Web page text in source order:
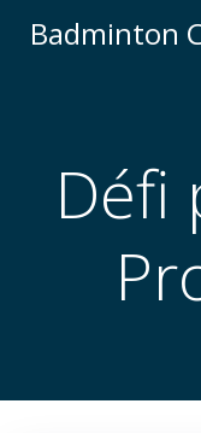
Badminton
Défi